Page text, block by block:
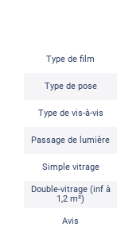
Type de film
Type de pose
Type de vis-à-vis
Passage de lumière
Simple vitrage
Double-vitrage (inf à
1,2 m²)
Avis